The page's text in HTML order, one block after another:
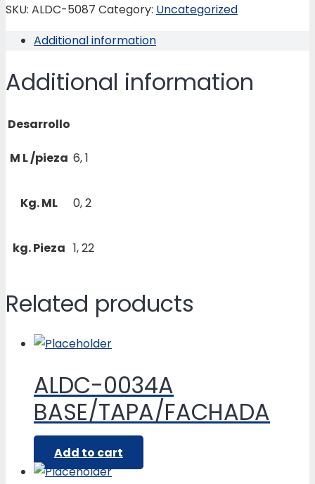
SKU: ALDC-5087 Category: Uncategorized
Additional information
Additional information
Desarrollo
M L /pieza 6, 1
Kg. ML 0, 2
kg. Pieza 1, 22
Related products
ALDC-0034A
BASE/TAPA/FACHADA
Add to cart